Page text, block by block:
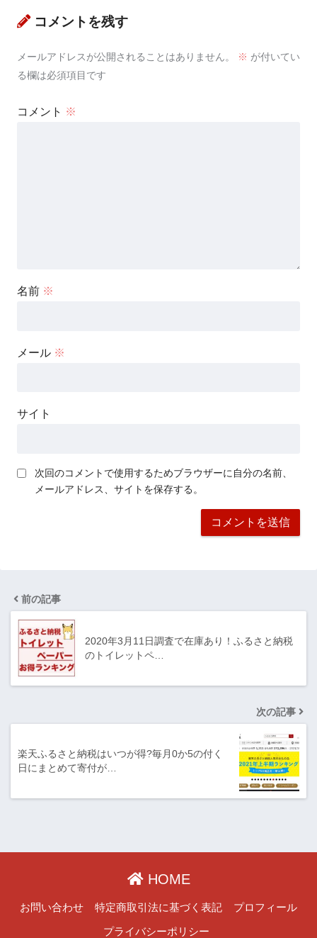
コメントを残す
メールアドレスが公開されることはありません。 ※ が付いてい
る欄は必須項目です
コメント ※
名前 ※
メール ※
サイト
次回のコメントで使用するためブラウザーに自分の名前、
メールアドレス、サイトを保存する。
前の記事
2020年3月11日調査で在庫あり！ふるさと納税
のトイレットペ…
次の記事
楽天ふるさと納税はいつが得?毎月0か5の付く
日にまとめて寄付が…
HOME
お問い合わせ 特定商取引法に基づく表記 プロフィール
プライバシーポリシー